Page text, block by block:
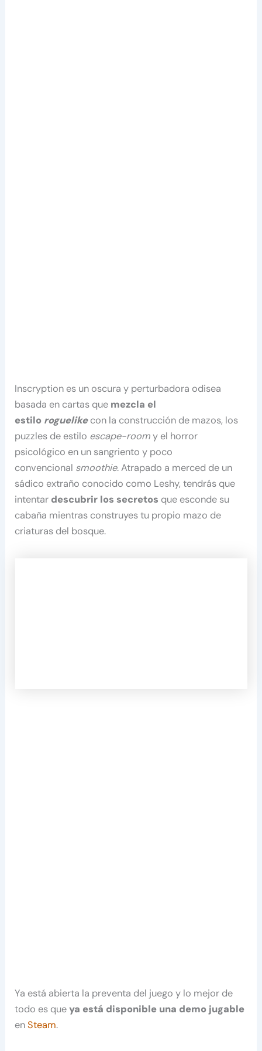
Inscryption es un oscura y perturbadora odisea
basada en cartas que mezcla el
estilo roguelike con la construcción de mazos, los
puzzles de estilo escape-roomy el horror
psicológico en un sangriento y poco
convencional smoothie. Atrapado a merced de un
sádico extraño conocido como Leshy, tendrás que
intentar descubrir los secretos que esconde su
cabaña mientras construyes tu propio mazo de
criaturas del bosque.
Ya está abierta la preventa del juego y lo mejor de
todo es queya está disponible una demo jugable
enSteam.